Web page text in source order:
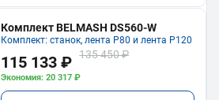
Комплект BELMASH DS560-W
Комплект: станок, лента P80 и лента P120
115 133 ₽ 135 450 ₽
Экономия: 20 317 ₽